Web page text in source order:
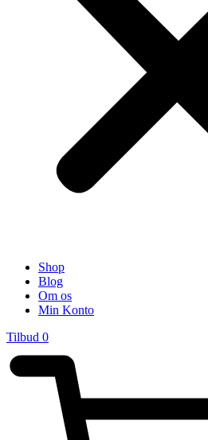
Shop
Blog
Om os
Min Konto
Tilbud 0